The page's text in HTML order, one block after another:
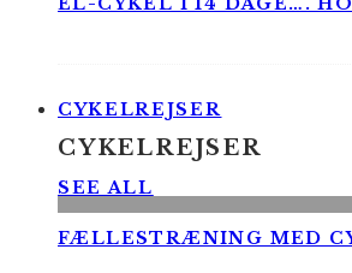
CYKELREJSER
CYKELREJSER
SEE ALL
FÆLLESTRÆNING MED